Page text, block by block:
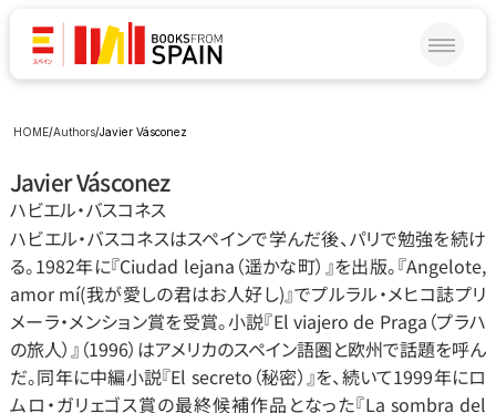
HOME/Authors/Javier Vásconez
Javier Vásconez
ハビエル‧バスコネス
ハビエル‧バスコネスはスペインで学んだ後、パリで勉強を続け
る。1982年に『Ciudad lejana（遥かな町）』を出版。『Angelote,
amor mí(我が愛しの君はお人好し)』でプルラル‧メヒコ誌プリ
メーラ‧メンション賞を受賞。小説『El viajero de Praga（プラハ
の旅人）』（1996）はアメリカのスペイン語圏と欧州で話題を呼ん
だ。同年に中編小説『El secreto（秘密）』を、続いて1999年にロ
ムロ‧ガリェゴス賞の最終候補作品となった『La sombra del